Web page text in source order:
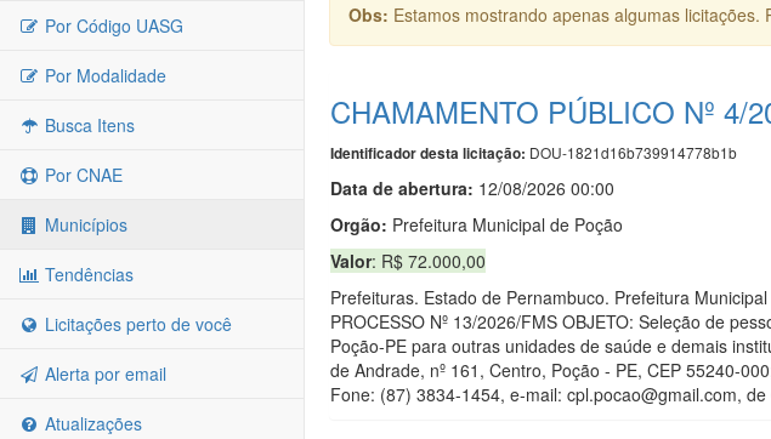
Por Código UASG
Por Modalidade
Busca Itens
Por CNAE
Municípios
Tendências
Licitações perto de você
Alerta por email
Atualizações
Obs: Estamos mostrando apenas algumas
CHAMAMENTO PÚBLICO Nº 4/
Identificador desta licitação: DOU-1821d16b739914778b1b
Data de abertura: 12/08/2026 00:00
Orgão: Prefeitura Municipal de Poção
Valor: R$ 72.000,00
Prefeituras. Estado de Pernambuco. Prefeitura
PROCESSO Nº 13/2026/FMS OBJETO: Seleção de
Poção-PE para outras unidades de saúde e demais
de Andrade, nº 161, Centro, Poção - PE, CEP 55240-
Fone: (87) 3834-1454, e-mail: cpl.pocao@gmail.com,